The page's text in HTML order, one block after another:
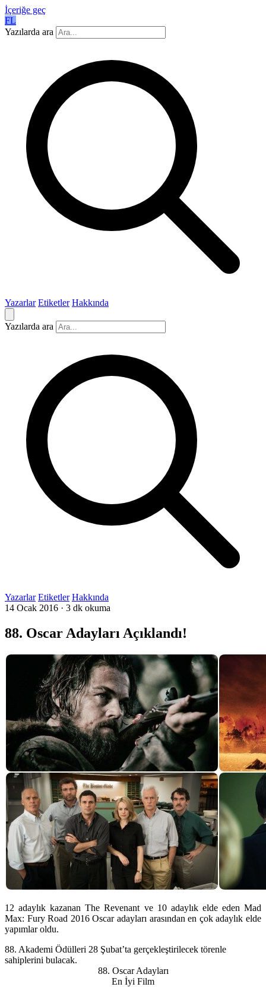
İçeriğe geç
FL
Yazılarda ara
Yazarlar Etiketler Hakkında
Yazılarda ara
Yazarlar Etiketler Hakkında
14 Ocak 2016 · 3 dk okuma
88. Oscar Adayları Açıklandı!
12 adaylık kazanan The Revenant ve 10 adaylık elde eden Mad
Max: Fury Road 2016 Oscar adayları arasından en çok adaylık elde
yapımlar oldu.
88. Akademi Ödülleri 28 Şubat’ta gerçekleştirilecek törenle
sahiplerini bulacak.
88. Oscar Adayları
En İyi Film